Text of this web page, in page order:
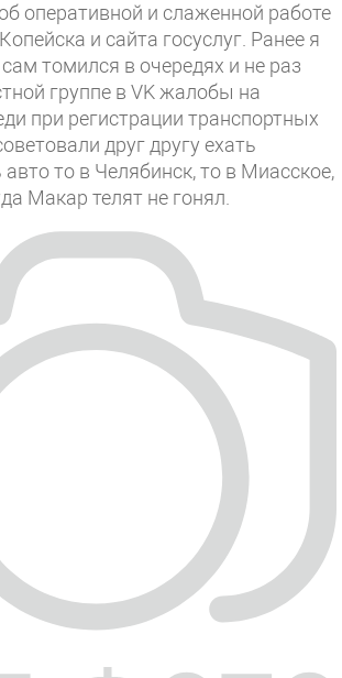
оперативной и слаженной работе
и сайта госуслуг. Ранее я
томился в очередях и не раз
группе в VK жалобы на
при регистрации транспортных
друг другу ехать
авто то в Челябинск, то в Миасское,
Макар телят не гонял.